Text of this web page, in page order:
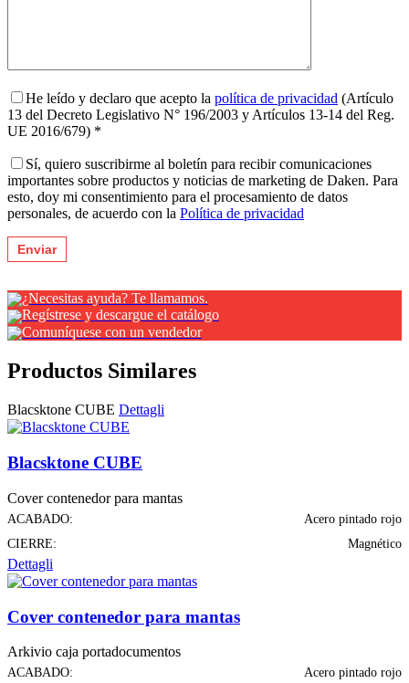
He leído y declaro que acepto la política de privacidad (Artículo
13 del Decreto Legislativo N° 196/2003 y Artículos 13-14 del Reg.
UE 2016/679) *
Sí, quiero suscribirme al boletín para recibir comunicaciones
importantes sobre productos y noticias de marketing de Daken. Para
esto, doy mi consentimiento para el procesamiento de datos
personales, de acuerdo con la Política de privacidad
¿Necesitas ayuda? Te llamamos.
Regístrese y descargue el catálogo
Comuníquese con un vendedor
Productos Similares
Blacsktone CUBE Dettagli
Blacsktone CUBE
Cover contenedor para mantas
ACABADO:
Acero pintado rojo
CIERRE:
Magnético
Dettagli
Cover contenedor para mantas
Arkivio caja portadocumentos
ACABADO:
Acero pintado rojo